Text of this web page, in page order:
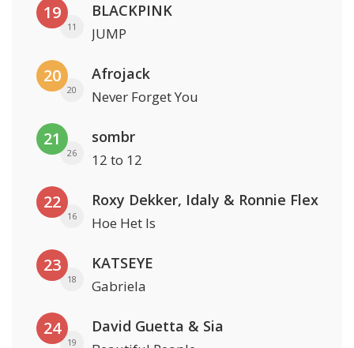
19
11
BLACKPINK
JUMP
20
20
Afrojack
Never Forget You
21
26
sombr
12 to 12
22
16
Roxy Dekker, Idaly & Ronnie Flex
Hoe Het Is
23
18
KATSEYE
Gabriela
24
19
David Guetta & Sia